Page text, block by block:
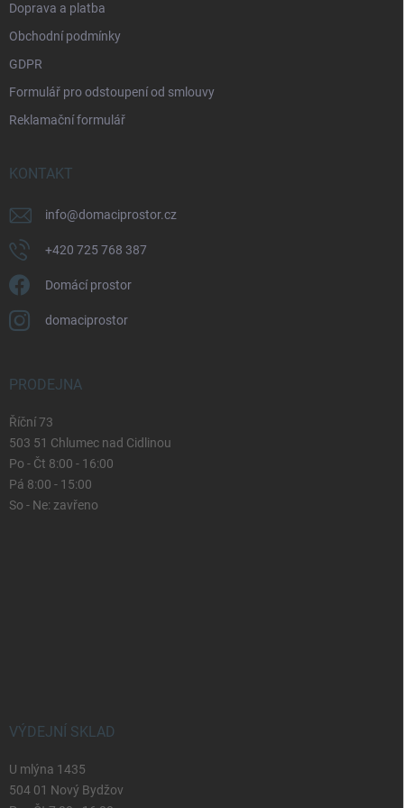
Doprava a platba
Obchodní podmínky
GDPR
Formulář pro odstoupení od smlouvy
Reklamační formulář
KONTAKT
info@domaciprostor.cz
+420 725 768 387
Domácí prostor
domaciprostor
PRODEJNA
Říční 73
503 51 Chlumec nad Cidlinou
Po - Čt 8:00 - 16:00
Pá 8:00 - 15:00
So - Ne: zavřeno
VÝDEJNÍ SKLAD
U mlýna 1435
504 01 Nový Bydžov